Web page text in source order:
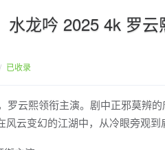
水龙吟 2025 4k 罗云
/ 已收录
罗云熙领衔主演。剧中正邪莫辨
风云变幻的江湖中，从冷眼旁观